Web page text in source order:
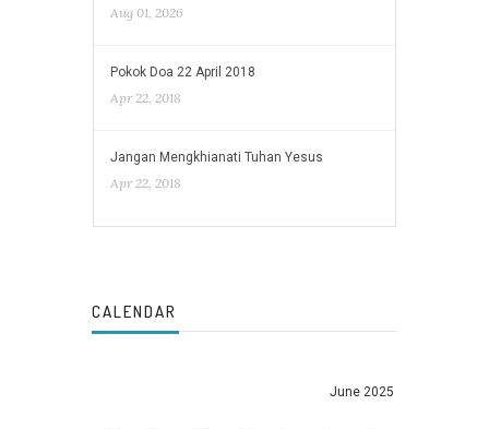
Aug 01, 2026
Pokok Doa 22 April 2018
Apr 22, 2018
Jangan Mengkhianati Tuhan Yesus
Apr 22, 2018
CALENDAR
June 2025